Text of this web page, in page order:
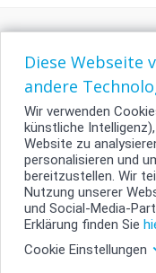
Diese Webseite
andere
Wir verwenden
künstliche
Website zu
personalisieren und
bereitzustellen. Wir
Nutzung unserer
und Social-Media-
Erklärung finden Sie
Cookie Einstellungen